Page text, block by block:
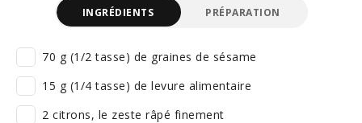
INGRÉDIENTS PRÉPARATION
70 g (1/2 tasse) de graines de sésame
15 g (1/4 tasse) de levure alimentaire
2 citrons, le zeste râpé finement